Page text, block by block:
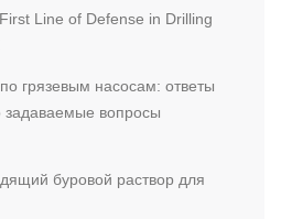
Line of Defense in Drilling
грязевым насосам: ответы
задаваемые вопросы
буровой раствор для